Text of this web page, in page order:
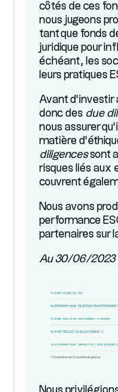
côtés de ces
nous jugeons
tant que fonds
juridique pour
échéant, les
leurs pratiques
Avant
donc des due
nous assurer
matière
diligencessont
risques liés aux
couvrent
Nous avons
performance
partenaires sur
Au 30/06/2023